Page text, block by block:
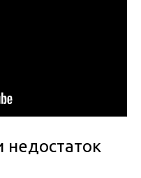
недостаток